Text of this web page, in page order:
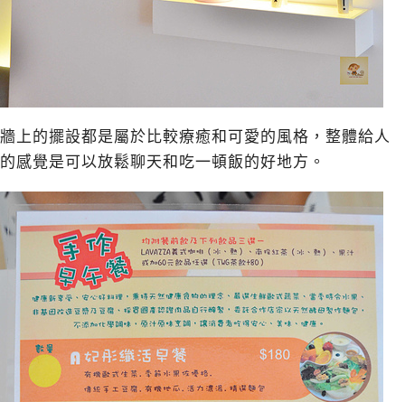
牆上的擺設都是屬於比較療癒和可愛的風格，整體給人
的感覺是可以放鬆聊天和吃一頓飯的好地方。